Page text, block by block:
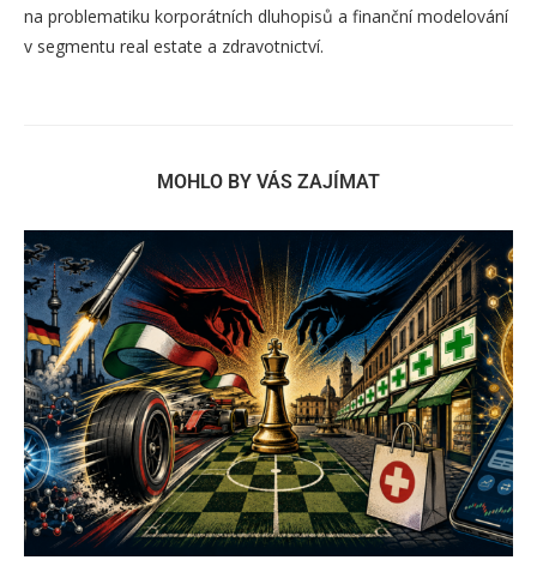
na problematiku korporátních dluhopisů a finanční modelování
v segmentu real estate a zdravotnictví.
MOHLO BY VÁS ZAJÍMAT